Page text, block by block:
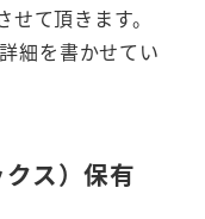
て頂きます。
細を書かせてい
ス）保有